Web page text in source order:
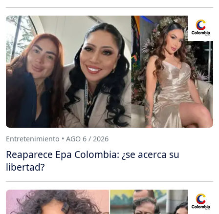
Entretenimiento • AGO 6 / 2026
Reaparece Epa Colombia: ¿se acerca su
libertad?